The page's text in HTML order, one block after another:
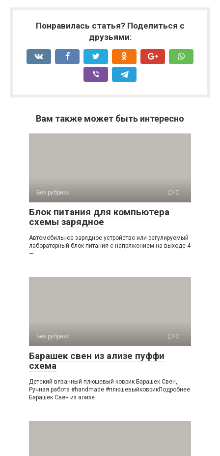
Понравилась статья? Поделиться с
друзьями:
Вам также может быть интересно
Без рубрики 0
Блок питания для компьютера
схемы зарядное
Автомобильное зарядное устройство или регулируемый
лабораторный блок питания с напряжением на выходе 4
—
Без рубрики 0
Барашек свен из ализе пуффи
схема
Детский вязанный плюшевый коврик Барашек Свен,
Ручная работа #handmade #плюшевыйковрикПодробнее
Барашек Свен из ализе